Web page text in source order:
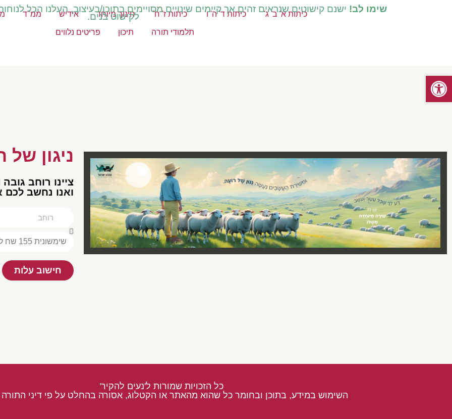
פתח סרגל נגישות
שימו לב! ישנם קישוטים שנראים זהים אך קיימים שינויים מסויימים בתוכן/בעיצוב, העלנו הכל
לקישוט בנים. כיתות א' ב' ג' כיתות ד' ה' ו' כיתות ז' ח' חינוך מיוחד אידיש ממ"ד
תלמודי תורה תיכון פריטים נלווים
ניגון של
צײנו רוחב
ואנו נחשב
חישוב עלות
כל הזכויות שמורות ל'נעים להקיר'
השימוש במידע, בתוכן ובחומר כל שהוא מהאתר או הקטלוג, אסורה בהחלט על פי דיני התורה